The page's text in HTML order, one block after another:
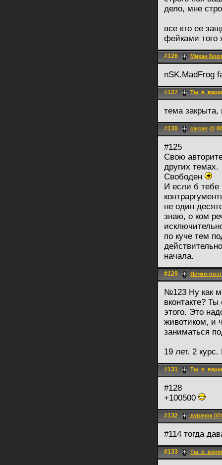
дело, мне
все кто ее
фейками того
#126 Михан
nSK.MadFrog
#127
тема
#130 carcan @
#125
Свою
других темах.
Свободен
И если б тебе
не один
знаю, о ком
по куче тем
начала.
#129 Яичко-поэт
№123 Ну как
вконтакте?
этого. Это
животиком, и
заниматься
19 лет. 2
#131
#128
+100500
#132 дурачок
#114 тогда
#133